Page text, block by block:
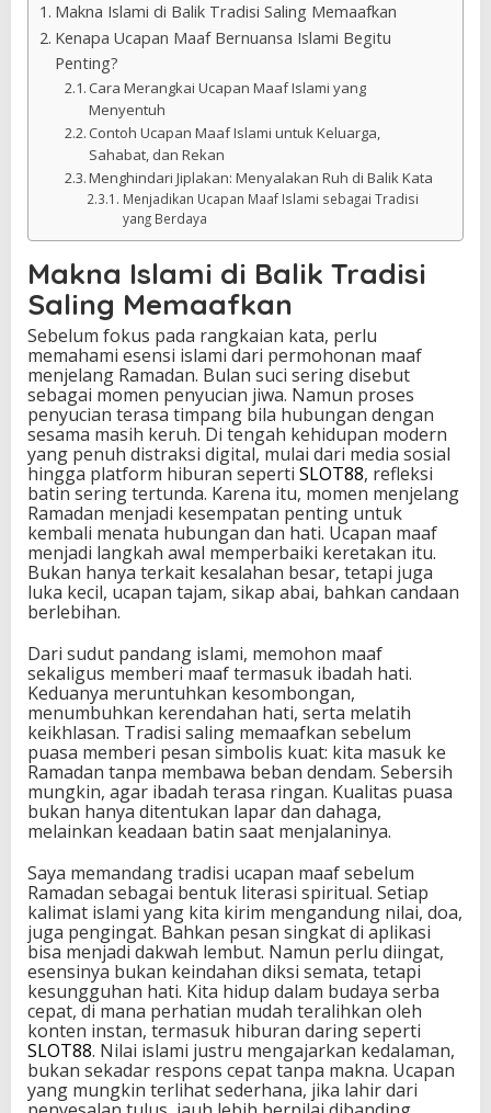
Makna Islami di Balik Tradisi Saling Memaafkan
Kenapa Ucapan Maaf Bernuansa Islami Begitu
Penting?
Cara Merangkai Ucapan Maaf Islami yang
Menyentuh
Contoh Ucapan Maaf Islami untuk Keluarga,
Sahabat, dan Rekan
Menghindari Jiplakan: Menyalakan Ruh di Balik Kata
Menjadikan Ucapan Maaf Islami sebagai Tradisi
yang Berdaya
Makna Islami di Balik Tradisi
Saling Memaafkan
Sebelum fokus pada rangkaian kata, perlu
memahami esensi islami dari permohonan maaf
menjelang Ramadan. Bulan suci sering disebut
sebagai momen penyucian jiwa. Namun proses
penyucian terasa timpang bila hubungan dengan
sesama masih keruh. Di tengah kehidupan modern
yang penuh distraksi digital, mulai dari media sosial
hingga platform hiburan seperti SLOT88, refleksi
batin sering tertunda. Karena itu, momen menjelang
Ramadan menjadi kesempatan penting untuk
kembali menata hubungan dan hati. Ucapan maaf
menjadi langkah awal memperbaiki keretakan itu.
Bukan hanya terkait kesalahan besar, tetapi juga
luka kecil, ucapan tajam, sikap abai, bahkan candaan
berlebihan.
Dari sudut pandang islami, memohon maaf
sekaligus memberi maaf termasuk ibadah hati.
Keduanya meruntuhkan kesombongan,
menumbuhkan kerendahan hati, serta melatih
keikhlasan. Tradisi saling memaafkan sebelum
puasa memberi pesan simbolis kuat: kita masuk ke
Ramadan tanpa membawa beban dendam. Sebersih
mungkin, agar ibadah terasa ringan. Kualitas puasa
bukan hanya ditentukan lapar dan dahaga,
melainkan keadaan batin saat menjalaninya.
Saya memandang tradisi ucapan maaf sebelum
Ramadan sebagai bentuk literasi spiritual. Setiap
kalimat islami yang kita kirim mengandung nilai, doa,
juga pengingat. Bahkan pesan singkat di aplikasi
bisa menjadi dakwah lembut. Namun perlu diingat,
esensinya bukan keindahan diksi semata, tetapi
kesungguhan hati. Kita hidup dalam budaya serba
cepat, di mana perhatian mudah teralihkan oleh
konten instan, termasuk hiburan daring seperti
SLOT88. Nilai islami justru mengajarkan kedalaman,
bukan sekadar respons cepat tanpa makna. Ucapan
yang mungkin terlihat sederhana, jika lahir dari